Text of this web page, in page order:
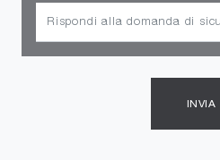
INVIA